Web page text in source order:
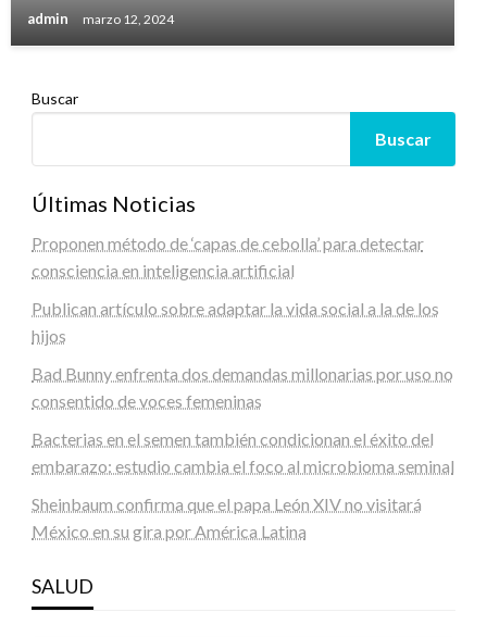
admin marzo 12, 2024
Buscar
Buscar
Últimas Noticias
Proponen método de ‘capas de cebolla’ para detectar
consciencia en inteligencia artificial
Publican artículo sobre adaptar la vida social a la de los
hijos
Bad Bunny enfrenta dos demandas millonarias por uso no
consentido de voces femeninas
Bacterias en el semen también condicionan el éxito del
embarazo: estudio cambia el foco al microbioma seminal
Sheinbaum confirma que el papa León XIV no visitará
México en su gira por América Latina
SALUD